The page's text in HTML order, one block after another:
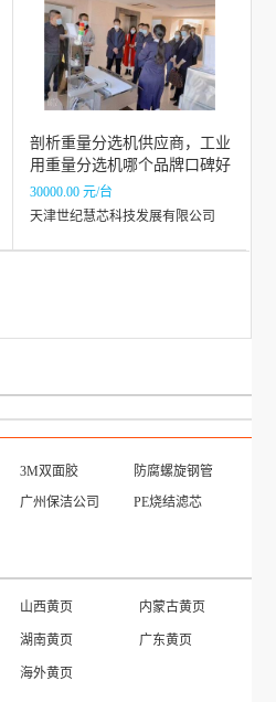
剖析重量分选机供应商，工业
用重量分选机哪个品牌口碑好
30000.00 元/台
天津世纪慧芯科技发展有限公司
3M双面胶
防腐螺旋钢管
广州保洁公司 PE烧结滤芯
香港产品 河北产品
台湾产品 广东产品
安徽产品